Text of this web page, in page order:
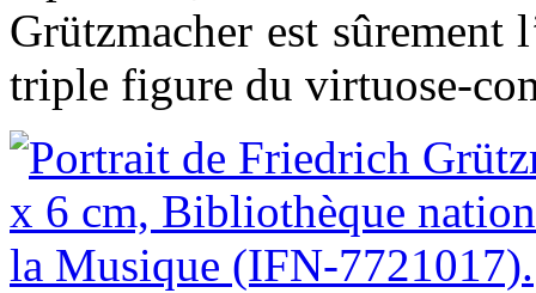
Grützmacher est sûrement
triple figure du virtuose-